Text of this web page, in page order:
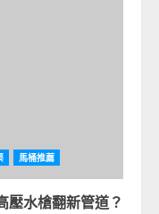
馬桶推薦
壓水槍翻新管道？